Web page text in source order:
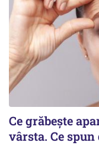
Ce grăbește
vârsta. Ce